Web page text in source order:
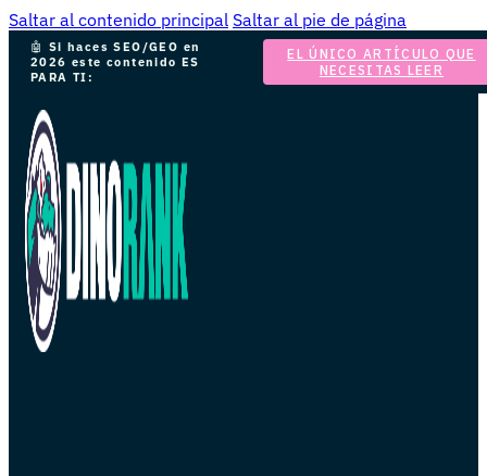
Saltar al contenido principal Saltar al pie de página
🤖 Si haces SEO/GEO en
2026 este contenido ES
PARA TI:
EL ÚNICO ARTÍCULO QUE
NECESITAS LEER